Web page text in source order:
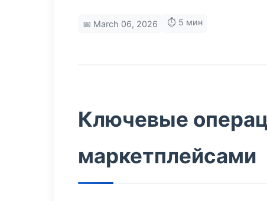
📅 March 06, 2026 ⏱️ 5 мин
Ключевые
маркетплейсами